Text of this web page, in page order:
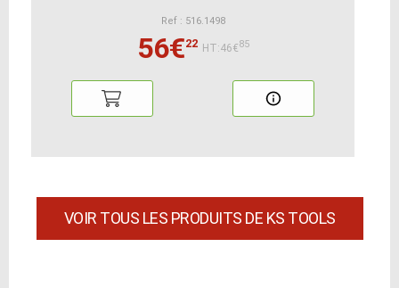
Ref : 516.1498
56€22 HT:46€85
VOIR TOUS LES PRODUITS DE KS TOOLS